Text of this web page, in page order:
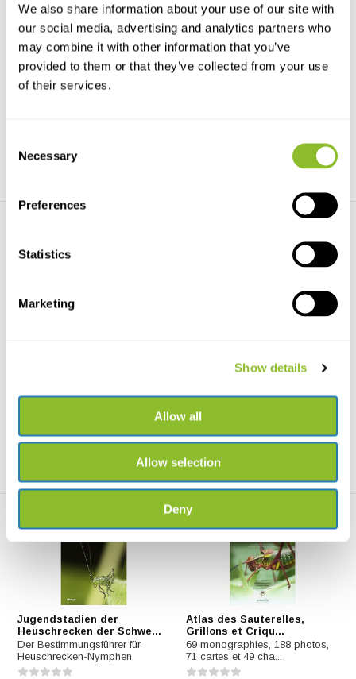
We also share information about your use of our site with
our social media, advertising and analytics partners who
may combine it with other information that you’ve
provided to them or that they’ve collected from your use
of their services.
Selection
Necessary
Preferences
Statistics
Marketing
Show details
Allow all
Allow selection
Deny
Cahier d’identification des
Orthoptères ...
Conçu pour le terrain, cette
nouvelle édition de...
Die Welt der Heuschrecken
Von perfekter Tarnung,
ohrenbetäubendem Zirpen u...
Deutschlands und Nordtirols -
€24,95
Jugendstadien der
Heuschrecken der Schwe...
Der Bestimmungsführer für
Heuschrecken-Nymphen.
Atlas des Sauterelles,
Grillons et Criqu...
69 monographies, 188 photos,
71 cartes et 49 cha...